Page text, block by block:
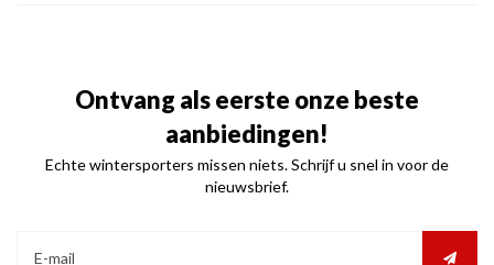
Ontvang als eerste onze beste
aanbiedingen!
Echte wintersporters missen niets. Schrijf u snel in voor de
nieuwsbrief.